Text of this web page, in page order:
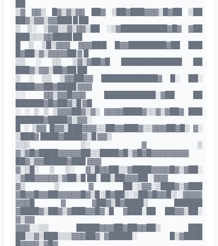
▒▓ ▓▓▒ █▓▒▓▒▓▓ ██▓ ▒██▓███▓▓▓▒█▓██ ▒██
██▓▒▓▓▒▓▓███ █ ██
▒ ▒░ ▒▓▓▒▒▓▒▓▓▒██ ░▒▓██████████▓█▓ ▓██
███▒▒▒▓▓████ ██
█ ▒ ▒█▒▓▓▓ ▓▓▓███ █▓▓████████▓██ ███
█▓██▒▓▒▓▓▓▓██ ▓ █
▒▒ ░ ▒▒ ▒▓▒▓██▓█ █████████████ ██
███▓▒▓▓▒██▓██ ██
▒ ░ ▒▒ ▒▓▓██▓▓ ████████████▓ █░ ██░
████▓▓██▓████ ▓▓▓
░░ ▓▓▒▓▓█▓▓▓ ███████████░▓██ ██
██████▓█▓██▓▒█ ▓█
░ ░ ▒ ▒ ▒▓▓▓██▓▒▓▒ ▓▓▓▓████▓▒▒▓▒▓██▓ ███
██████▓████▓ ▒▓▓░
█ ░ ▒▓▓ █▓▓▒███▓▓▓▒▒██▓▓███▓▒▒▓▓▓██▓█▒ ▓░
▒███▓ ████▓████▓▒█ ▓▓▒
▒▒▒ ▒░ ▓ ▒
▓▒▓█▓████▓▓▓▓▓██▒▒████▓█▒▓█▓█▓▓▓▓▓▓▓▓
██▓▒▓▓█████▓███ ▓▓▓
▓░▒█░ ▒ ▒░ ▓▒█▓▓██▒▒▓████▓▓▓▓█▓▒▓██░
▒▓██▓▓▓▓▓▒▓██▒█ ██░██▒██▓▓▓██ ░▓▓▓
▓▒ ▒ ▓ ██░▒▓▓░▒███▓▒▓███
▓█▓▓█▓▓██▓▓▓▓▓█▓▒█ ▒█▓██▒░▒██▓█▓▓█ ▒ ░▓▓▓▓
▓▓▓█ ▓ ▓██▓▒█▓████▒ ██████
▓████▓▒██▓▒▓███▓▓█▓░█ ▓███░██ ██▓▓▒██░
▓▒▓▓
▓▓▓░░▒▒ █████▓▓▓██▓██▓▓██▒ ███
██▒▒▓▒███▒▒▒▓▓▓██▓░▓█████░ █▒▓████
█▓▓▓▓▒▓█▓